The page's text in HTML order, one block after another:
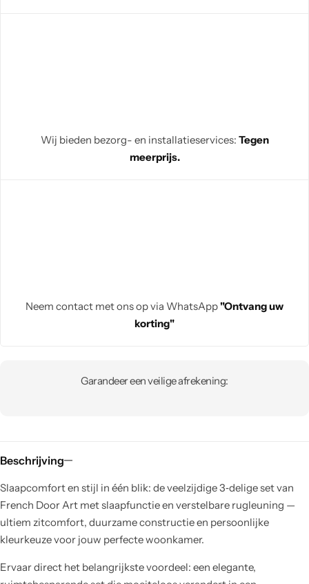
Wij bieden bezorg- en installatieservices: Tegen
meerprijs.
Neem contact met ons op via WhatsApp"Ontvang uw
korting"
Garandeer een veilige afrekening:
Beschrijving
Slaapcomfort en stijl in één blik: de veelzijdige 3‑delige set van
French Door Art met slaapfunctie en verstelbare rugleuning —
ultiem zitcomfort, duurzame constructie en persoonlijke
kleurkeuze voor jouw perfecte woonkamer.
Ervaar direct het belangrijkste voordeel: een elegante,